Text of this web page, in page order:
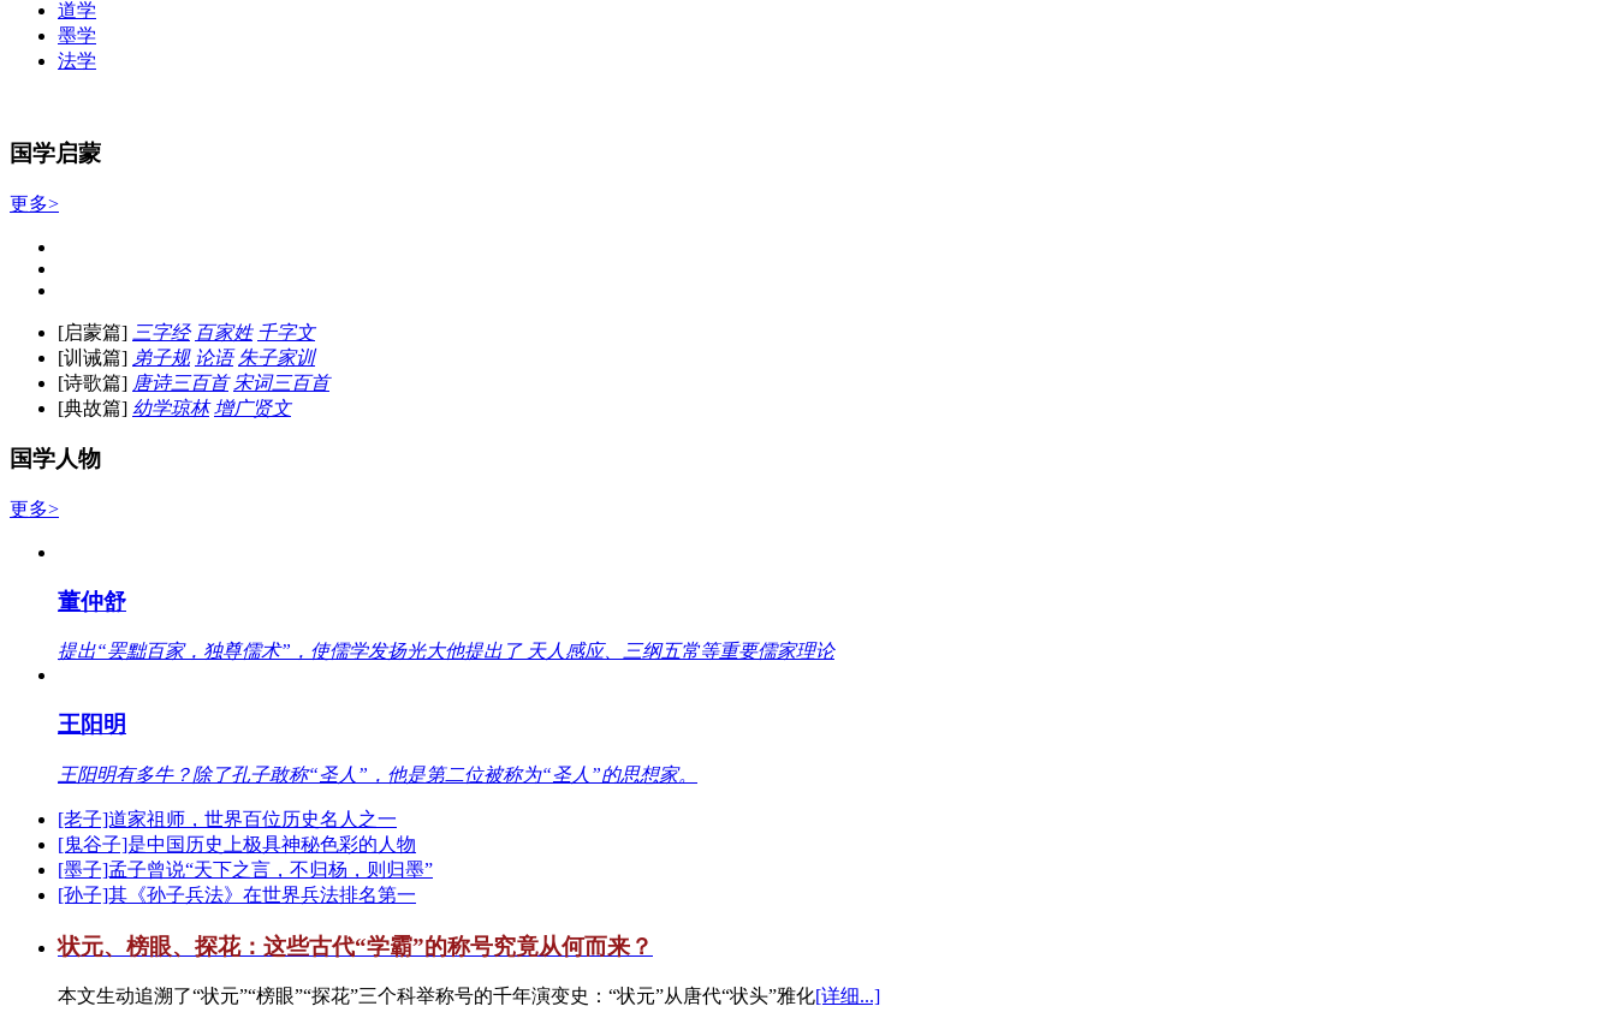
道学
墨学
法学
国学启蒙
更多>
[启蒙篇] 三字经 百家姓 千字文
[训诫篇] 弟子规 论语 朱子家训
[诗歌篇] 唐诗三百首 宋词三百首
[典故篇] 幼学琼林 增广贤文
国学人物
更多>
董仲舒
提出“罢黜百家，独尊儒术”，使儒学发扬光大他提出了 天人感应、三纲五常等重要儒家理论
王阳明
王阳明有多牛？除了孔子敢称“圣人”，他是第二位被称为“圣人”的思想家。
[老子]道家祖师，世界百位历史名人之一
[鬼谷子]是中国历史上极具神秘色彩的人物
[墨子]孟子曾说“天下之言，不归杨，则归墨”
[孙子]其《孙子兵法》在世界兵法排名第一
状元、榜眼、探花：这些古代“学霸”的称号究竟从何而来？
本文生动追溯了“状元”“榜眼”“探花”三个科举称号的千年演变史：“状元”从唐代“状头”雅化[详细...]